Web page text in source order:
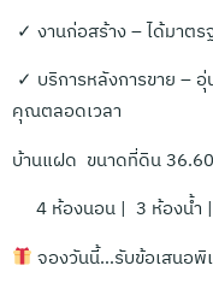
✓ งานก่อสร้าง – ได้มาตร
✓ บริการหลังการขาย –
คุณตลอดเวลา
บ้านแฝด ขนาดที่ดิน
4 ห้องนอน | 3 ห้องน้ำ
จองวันนี้…รับข้อเสนอพิ